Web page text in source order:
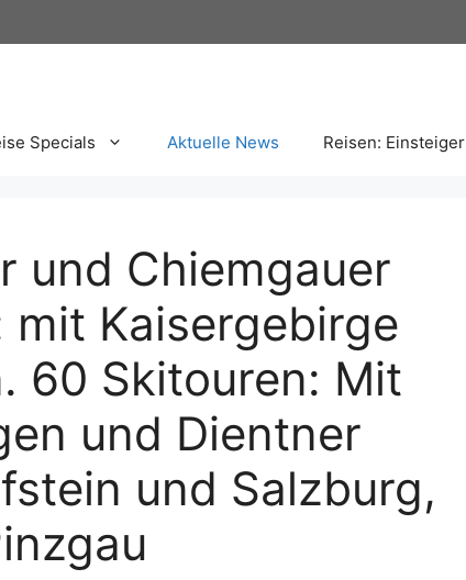
Specials Aktuelle News Reisen: Einsteiger
und Chiemgauer
Kaisergebirge
60 Skitouren: Mit
und Dientner
und Salzburg,